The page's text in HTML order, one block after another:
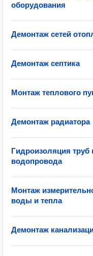
оборудования
Демонтаж сетей
Демонтаж септика
Монтаж теплового
Демонтаж радиатора
Гидроизоляция труб
водопровода
Монтаж
воды и тепла
Демонтаж